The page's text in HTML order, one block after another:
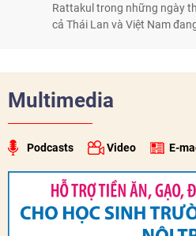
Rattakul trong những ngày
cả Thái Lan và Việt Nam
giao Bhichai Rattakul, được
của Thái Lan với các nước
Với một trái tim chân thành
Rattakul đã góp phần đưa
sang một trang mới.
Multimedia
Podcasts Video E-